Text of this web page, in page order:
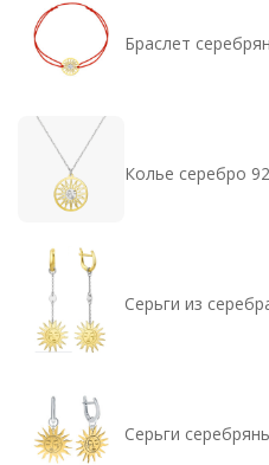
Браслет
Колье серебро
Серьги из
Серьги